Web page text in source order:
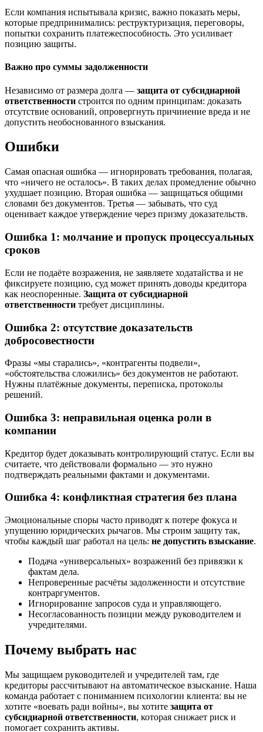
Если компания испытывала кризис, важно показать меры,
которые предпринимались: реструктуризация, переговоры,
попытки сохранить платежеспособность. Это усиливает
позицию защиты.
Важно про суммы задолженности
Независимо от размера долга — защита от субсидиарной
ответственности строится по одним принципам: доказать
отсутствие оснований, опровергнуть причинение вреда и не
допустить необоснованного взыскания.
Ошибки
Самая опасная ошибка — игнорировать требования, полагая,
что «ничего не осталось». В таких делах промедление обычно
ухудшает позицию. Вторая ошибка — защищаться общими
словами без документов. Третья — забывать, что суд
оценивает каждое утверждение через призму доказательств.
Ошибка 1: молчание и пропуск процессуальных
сроков
Если не подаёте возражения, не заявляете ходатайства и не
фиксируете позицию, суд может принять доводы кредитора
как неоспоренные. Защита от субсидиарной
ответственности требует дисциплины.
Ошибка 2: отсутствие доказательств
добросовестности
Фразы «мы старались», «контрагенты подвели»,
«обстоятельства сложились» без документов не работают.
Нужны платёжные документы, переписка, протоколы
решений.
Ошибка 3: неправильная оценка роли в
компании
Кредитор будет доказывать контролирующий статус. Если вы
считаете, что действовали формально — это нужно
подтверждать реальными фактами и документами.
Ошибка 4: конфликтная стратегия без плана
Эмоциональные споры часто приводят к потере фокуса и
упущению юридических рычагов. Мы строим защиту так,
чтобы каждый шаг работал на цель: не допустить взыскание.
Подача «универсальных» возражений без привязки к
фактам дела.
Непроверенные расчёты задолженности и отсутствие
контраргументов.
Игнорирование запросов суда и управляющего.
Несогласованность позиции между руководителем и
учредителями.
Почему выбрать нас
Мы защищаем руководителей и учредителей там, где
кредиторы рассчитывают на автоматическое взыскание. Наша
команда работает с пониманием психологии клиента: вы не
хотите «воевать ради войны», вы хотите защита от
субсидиарной ответственности, которая снижает риск и
помогает сохранить активы.